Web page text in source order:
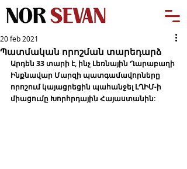
Պատմական որոշման տարեդարձ
20 feb 2021
Արդեն 33 տարի է, ինչ Լեռնային Ղարաբաղի
Ինքնավար Մարզի պատգամավորները
որոշում կայացրեցին պահանջել ԼՂԻՄ-ի
միացումը Խորհրդային Հայաստանին: